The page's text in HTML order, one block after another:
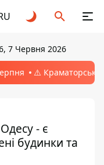
7 Червня 2026
⚠️ Краматорськ,
- є
будинки та